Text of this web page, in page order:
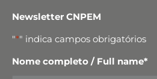
Newsletter CNPEM
"*" indica campos obrigatórios
Nome completo / Full name*